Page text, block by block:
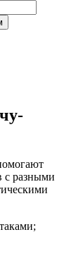
с разными